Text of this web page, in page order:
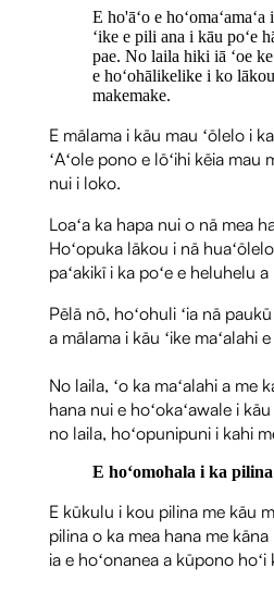
E ho'āʻo e
ʻike e pili ana i kāu poʻe
pae. No laila hiki iā ʻoe
e hoʻohālikelike i ko
makemake.
E mālama i kāu mau ʻōlelo i
ʻAʻole pono e lōʻihi kēia mau
nui i loko.
Loaʻa ka hapa nui o nā mea
Hoʻopuka lākou i nā
paʻakikī i ka poʻe e heluhelu
Pēlā nō, hoʻohuli ʻia nā
a mālama i kāu ʻike maʻalahi
No laila, ʻo ka maʻalahi a me
hana nui e hoʻokaʻawale i
no laila, hoʻopunipuni i kahi
E hoʻomohala i ka
E kūkulu i kou pilina me kāu
pilina o ka mea hana me
ia e hoʻonanea a kūpono hoʻi